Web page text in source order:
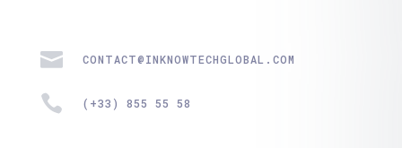
 CONTACT@INKNOWTECHGLOBAL.COM
 (+33) 855 55 58